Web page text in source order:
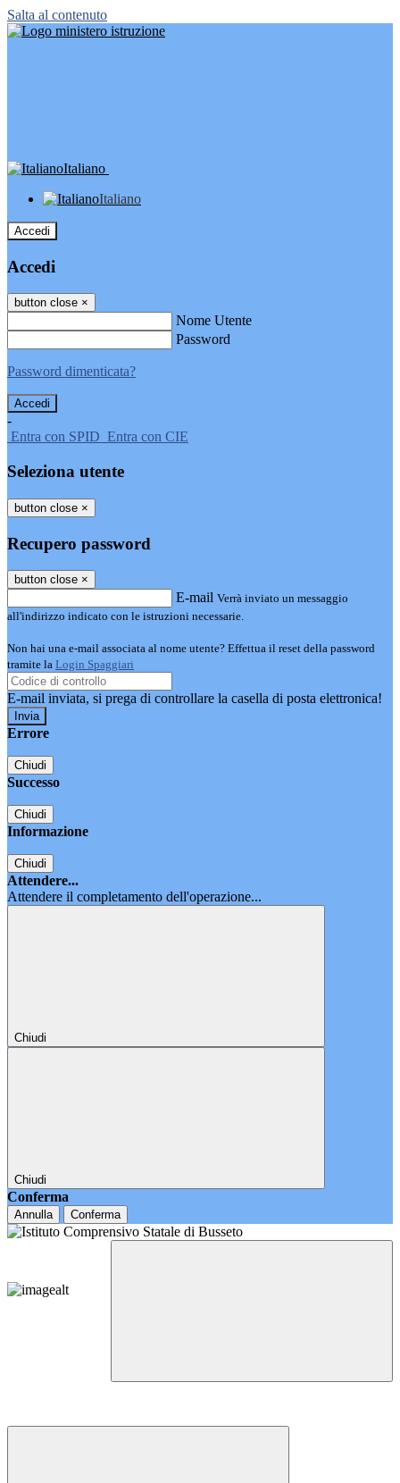
Salta al contenuto
Italiano
Italiano
Accedi
Accedi
button close ×
Nome Utente
Password
Password dimenticata?
-
Entra con SPID Entra con CIE
Seleziona utente
button close ×
Recupero password
button close ×
E-mail Verrà inviato un messaggio
all'indirizzo indicato con le istruzioni necessarie.
Non hai una e-mail associata al nome utente? Effettua il reset della password
tramite la Login Spaggiari
E-mail inviata, si prega di controllare la casella di posta elettronica!
Errore
Chiudi
Successo
Chiudi
Informazione
Chiudi
Attendere...
Attendere il completamento dell'operazione...
Chiudi
Chiudi
Conferma
Annulla Conferma